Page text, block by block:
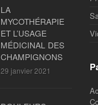
LA
MYCOTHÉRAPIE
ET L’USAGE
MÉDICINAL DES
CHAMPIGNONS
29 janvier 2021